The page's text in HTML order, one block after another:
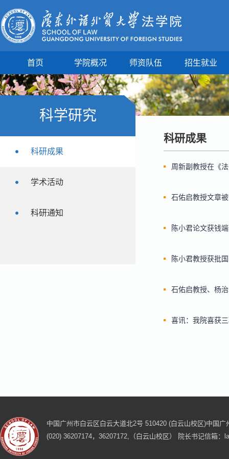
首页 学院概况 师资队伍 招生就业
科学研究
科研成果
学术活动
科研通知
科研成果
周新副教授在《
石佑启教授文章
陈小君论文获钱
陈小君教授获批
石佑启教授、杨
喜讯：我院喜获
中国广州市白云区白云大道北2号 510420 (白云山校区)中国广
(020) 36207174，36207172,（白云山校区）
院长书记信箱：